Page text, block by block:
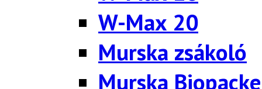
W-Max 20
Murska zsákoló
Murska